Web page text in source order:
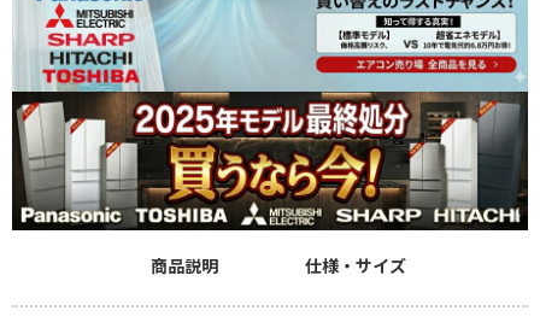
商品説明 仕様・サイズ